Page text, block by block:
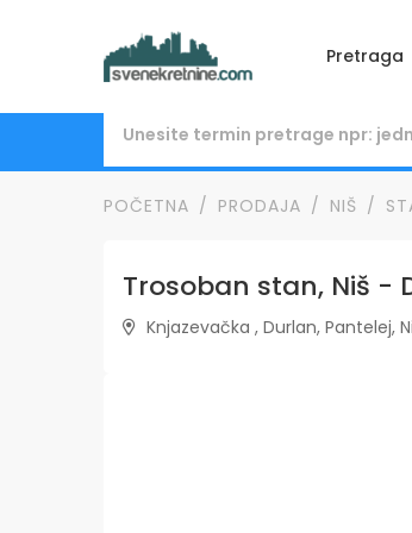
Pretraga
POČETNA PRODAJA NIŠ
Trosoban stan, Niš -
Knjazevačka , Durlan, Pantelej,